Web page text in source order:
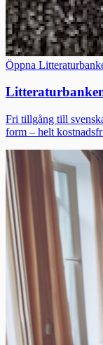
Öppna
Fri tillgång till
form – helt